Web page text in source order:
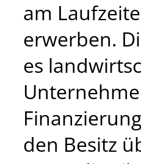
am
erwerben.
es
den Besitz